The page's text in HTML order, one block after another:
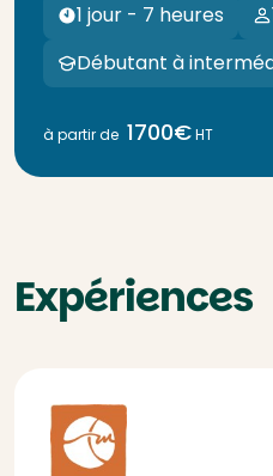
1 jour - 7 heures
Débutant à
à partir de 1700€HT
Expériences